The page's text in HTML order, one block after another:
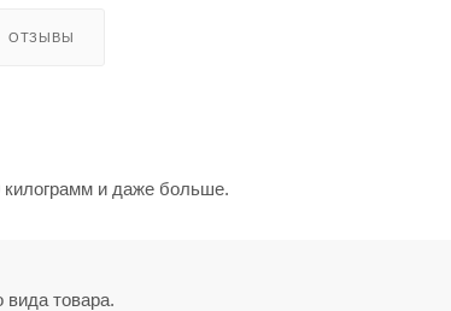
ОТЗЫВЫ
килограмм и даже больше.
вида товара.